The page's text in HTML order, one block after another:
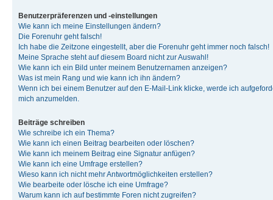
Benutzerpräferenzen und -einstellungen
Wie kann ich meine Einstellungen ändern?
Die Forenuhr geht falsch!
Ich habe die Zeitzone eingestellt, aber die Forenuhr geht immer noch falsch!
Meine Sprache steht auf diesem Board nicht zur Auswahl!
Wie kann ich ein Bild unter meinem Benutzernamen anzeigen?
Was ist mein Rang und wie kann ich ihn ändern?
Wenn ich bei einem Benutzer auf den E-Mail-Link klicke, werde ich
mich anzumelden.
Beiträge schreiben
Wie schreibe ich ein Thema?
Wie kann ich einen Beitrag bearbeiten oder löschen?
Wie kann ich meinem Beitrag eine Signatur anfügen?
Wie kann ich eine Umfrage erstellen?
Wieso kann ich nicht mehr Antwortmöglichkeiten erstellen?
Wie bearbeite oder lösche ich eine Umfrage?
Warum kann ich auf bestimmte Foren nicht zugreifen?